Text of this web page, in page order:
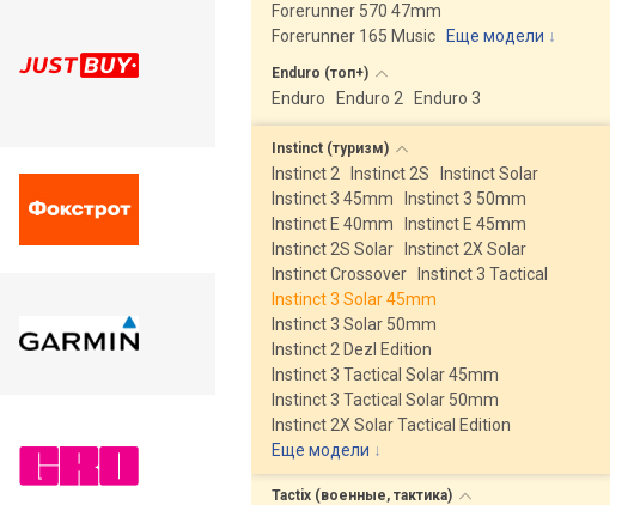
Forerunner 570 47mm
Forerunner 165 Music
Еще модели ↓
Enduro (топ+)
Enduro Enduro 2 Enduro 3
Instinct (туризм)
Instinct 2 Instinct 2S
Instinct Solar
Instinct 3 45mm
Instinct 3 50mm
Instinct E 40mm
Instinct E 45mm
Instinct 2S Solar
Instinct 2X Solar
Instinct Crossover
Instinct 3 Tactical
Instinct 3 Solar 45mm
Instinct 3 Solar 50mm
Instinct 2 Dezl Edition
Instinct 3 Tactical Solar 45mm
Instinct 3 Tactical Solar 50mm
Instinct 2X Solar Tactical Edition
Еще модели ↓
Tactix (военные, тактика)